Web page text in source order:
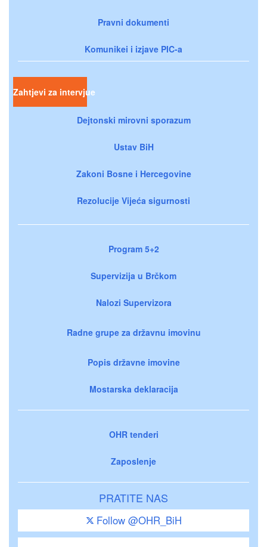
Pravni dokumenti
Komunikei i izjave PIC-a
Zahtjevi za intervjue
Dejtonski mirovni sporazum
Ustav BiH
Zakoni Bosne i Hercegovine
Rezolucije Vijeća sigurnosti
Program 5+2
Supervizija u Brčkom
Nalozi Supervizora
Radne grupe za državnu imovinu
Popis državne imovine
Mostarska deklaracija
OHR tenderi
Zaposlenje
PRATITE NAS
Follow @OHR_BiH